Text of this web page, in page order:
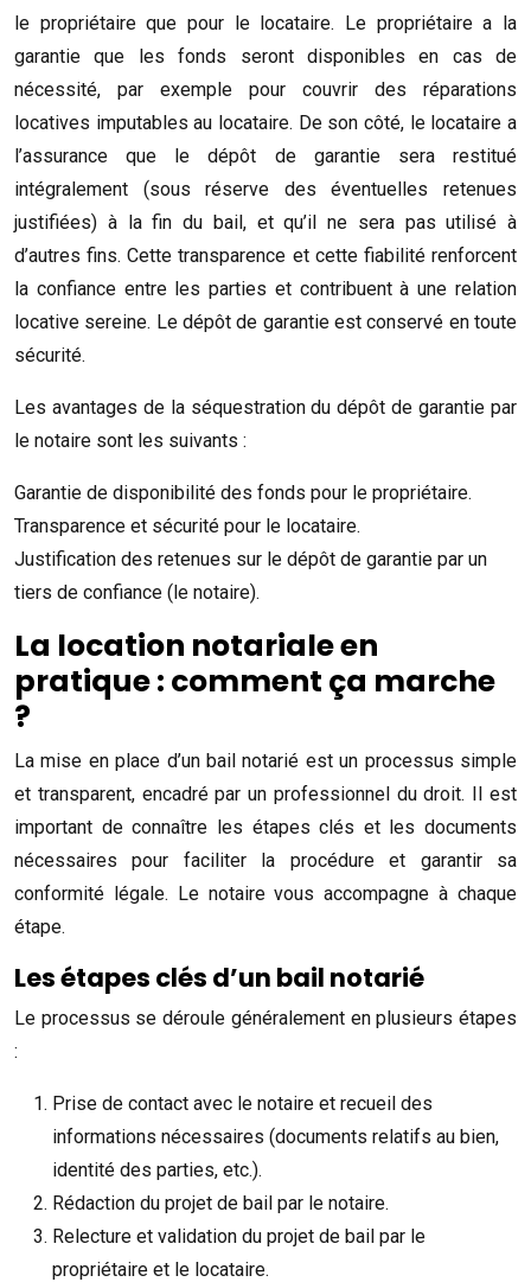
le propriétaire que pour le locataire. Le propriétaire a la
garantie que les fonds seront disponibles en cas de
nécessité, par exemple pour couvrir des réparations
locatives imputables au locataire. De son côté, le locataire a
l’assurance que le dépôt de garantie sera restitué
intégralement (sous réserve des éventuelles retenues
justifiées) à la fin du bail, et qu’il ne sera pas utilisé à
d’autres fins. Cette transparence et cette fiabilité renforcent
la confiance entre les parties et contribuent à une relation
locative sereine. Le dépôt de garantie est conservé en toute
sécurité.
Les avantages de la séquestration du dépôt de garantie par
le notaire sont les suivants :
Garantie de disponibilité des fonds pour le propriétaire.
Transparence et sécurité pour le locataire.
Justification des retenues sur le dépôt de garantie par un
tiers de confiance (le notaire).
La location notariale en
pratique : comment ça marche
?
La mise en place d’un bail notarié est un processus simple
et transparent, encadré par un professionnel du droit. Il est
important de connaître les étapes clés et les documents
nécessaires pour faciliter la procédure et garantir sa
conformité légale. Le notaire vous accompagne à chaque
étape.
Les étapes clés d’un bail notarié
Le processus se déroule généralement en plusieurs étapes
:
Prise de contact avec le notaire et recueil des
informations nécessaires (documents relatifs au bien,
identité des parties, etc.).
Rédaction du projet de bail par le notaire.
Relecture et validation du projet de bail par le
propriétaire et le locataire.